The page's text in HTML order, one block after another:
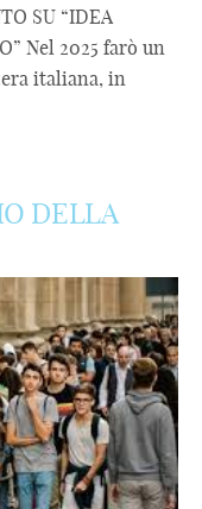
SU “IDEA
Nel 2025 farò un
italiana, in
DELLA